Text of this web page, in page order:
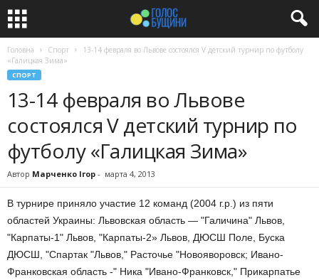
Головна Спорт
13-14 февраля во Львове состоялся V детский турнир по футболу
«Галицкая Зима»
СПОРТ
13-14 февраля во Львове
состоялся V детский турнир по
футболу «Галицкая Зима»
Автор Марченко Ігор - марта 4, 2013
В турнире приняло участие 12 команд (2004 г.р.) из пяти
областей Украины: Львовская область — "Галичина" Львов
"Карпаты-1" Львов "Карпаты-2» Львов, ДЮСШ Поле Буска
ДЮСШ "Спартак "Львов " Расточье "Новояворовск; Ивано-
Франковская область -" Ника "Ивано-Франковск " Прикарпатье